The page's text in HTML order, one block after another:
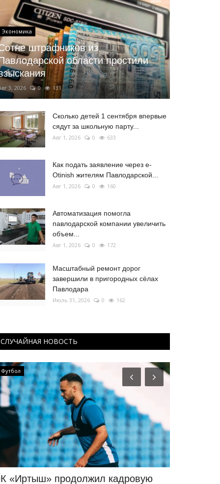
Экономика
штрафников из
области простили
3, 2026 0 131
Сколько детей 1 сентября впервые
сядут за школьную парту...
Авг 1, 2026 0 633
Как подать заявление через e-
Otinish жителям Павлодарской...
Авг 1, 2026 0 160
Автоматизация помогла
павлодарской компании увеличить
объем...
Авг 1, 2026 0 172
Масштабный ремонт дорог
завершили в пригородных сёлах
Павлодара
Июль 31, 2026 0 162
СЛУЧАЙНАЯ НОВОСТЬ
Футбол
«Иртыш» продолжил кадровую